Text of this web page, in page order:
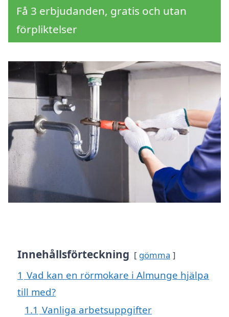
Få 3 erbjudanden, gratis och utan
förpliktelser
Innehållsförteckning gömma
1 Vad kan en rörmokare i Almunge hjälpa
till med?
1.1 Vanliga arbetsuppgifter